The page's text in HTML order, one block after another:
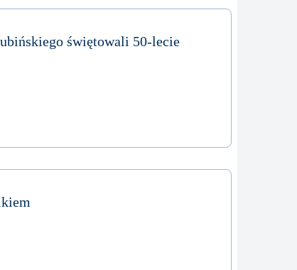
świętowali 50-lecie